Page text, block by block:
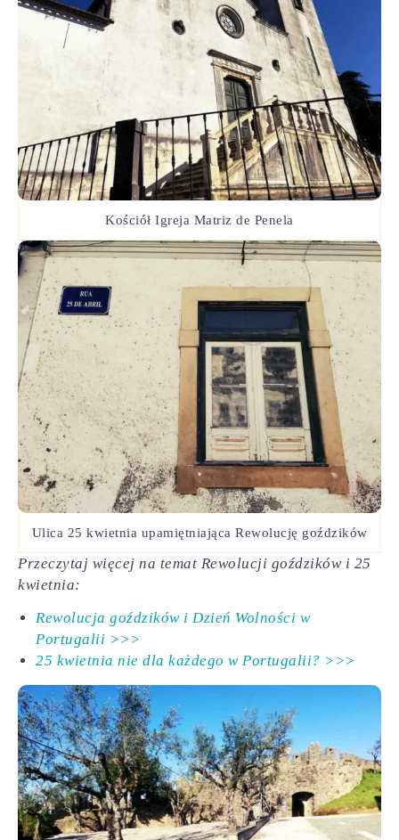
Kościół Igreja Matriz de Penela
Ulica 25 kwietnia upamiętniająca Rewolucję goździków
Przeczytaj więcej na temat Rewolucji goździków i 25
kwietnia:
Rewolucja goździków i Dzień Wolności w
Portugalii >>>
25 kwietnia nie dla każdego w Portugalii? >>>